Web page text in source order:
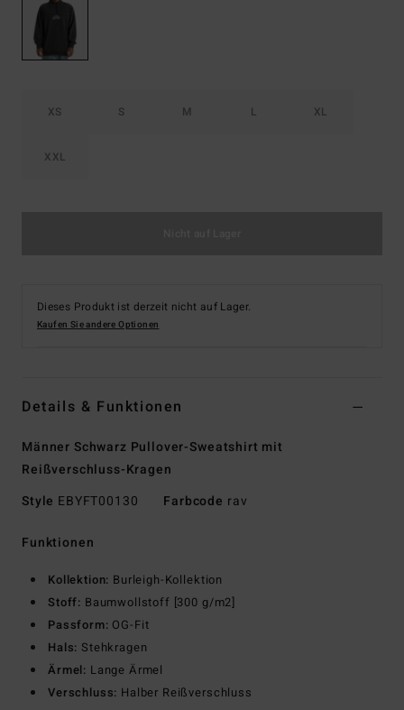
XS S M L XL
XXL
Dieses Produkt ist derzeit nicht auf Lager.
Kaufen Sie andere Optionen
Details & Funktionen
Männer Schwarz Pullover-Sweatshirt mit
Reißverschluss-Kragen
Style EBYFT00130 Farbcode rav
Funktionen
Kollektion: Burleigh-Kollektion
Stoff: Baumwollstoff [300 g/m2]
Passform: OG-Fit
Hals: Stehkragen
Ärmel: Lange Ärmel
Verschluss: Halber Reißverschluss